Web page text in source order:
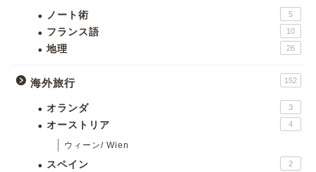
ノート術 5
フランス語 10
地理 26
海外旅行 152
オランダ 3
オーストリア 4
ウィーン/ Wien
スペイン 2